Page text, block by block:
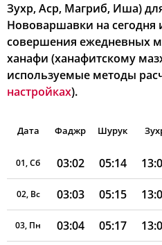
Зухр, Аср, Магриб, Иша)
Нововаршавки на
совершения ежедневных
ханафи (ханафитскому
используемые методы
настройках).
Дата Фаджр Шурук
01, Сб 03:02 05:14
02, Вс 03:03 05:15
03, Пн 03:04 05:17